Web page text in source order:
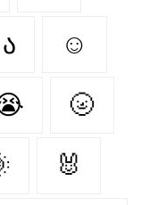
☺
🌝
🐰